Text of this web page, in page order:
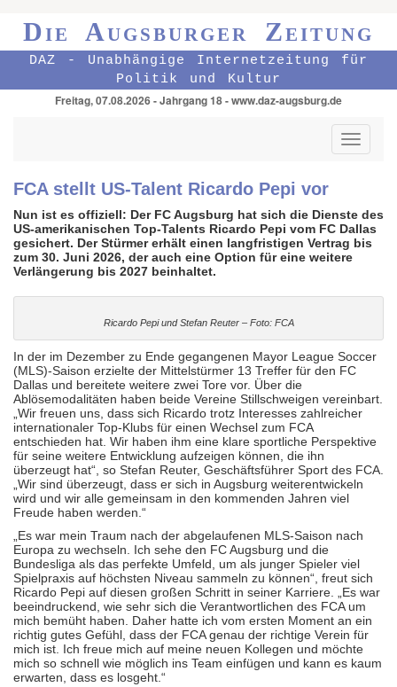
Die Augsburger Zeitung
DAZ - Unabhängige Internetzeitung für
Politik und Kultur
Freitag, 07.08.2026 - Jahrgang 18 - www.daz-augsburg.de
Toggle
FCA stellt US-Talent Ricardo Pepi vor
Nun ist es offiziell: Der FC Augsburg hat sich die Dienste des
US-amerikanischen Top-Talents Ricardo Pepi vom FC Dallas
gesichert. Der Stürmer erhält einen langfristigen Vertrag bis
zum 30. Juni 2026, der auch eine Option für eine weitere
Verlängerung bis 2027 beinhaltet.
Ricardo Pepi und Stefan Reuter – Foto: FCA
In der im Dezember zu Ende gegangenen Mayor League Soccer
(MLS)-Saison erzielte der Mittelstürmer 13 Treffer für den FC
Dallas und bereitete weitere zwei Tore vor. Über die
Ablösemodalitäten haben beide Vereine Stillschweigen vereinbart.
„Wir freuen uns, dass sich Ricardo trotz Interesses zahlreicher
internationaler Top-Klubs für einen Wechsel zum FCA
entschieden hat. Wir haben ihm eine klare sportliche Perspektive
für seine weitere Entwicklung aufzeigen können, die ihn
überzeugt hat“, so Stefan Reuter, Geschäftsführer Sport des FCA.
„Wir sind überzeugt, dass er sich in Augsburg weiterentwickeln
wird und wir alle gemeinsam in den kommenden Jahren viel
Freude haben werden.“
„Es war mein Traum nach der abgelaufenen MLS-Saison nach
Europa zu wechseln. Ich sehe den FC Augsburg und die
Bundesliga als das perfekte Umfeld, um als junger Spieler viel
Spielpraxis auf höchsten Niveau sammeln zu können“, freut sich
Ricardo Pepi auf diesen großen Schritt in seiner Karriere. „Es war
beeindruckend, wie sehr sich die Verantwortlichen des FCA um
mich bemüht haben. Daher hatte ich vom ersten Moment an ein
richtig gutes Gefühl, dass der FCA genau der richtige Verein für
mich ist. Ich freue mich auf meine neuen Kollegen und möchte
mich so schnell wie möglich ins Team einfügen und kann es kaum
erwarten, dass es losgeht.“